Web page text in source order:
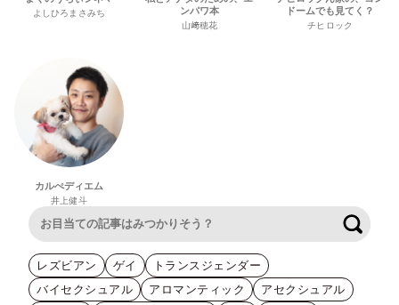
よしひろまさみち
ンパワ本
山﨑穂花
ドームでも見てく？
チヒロック
カルぺディエム
井上健斗
レズビアン ゲイ
トランスジェンダー
バイセクシュアル
アロマンティック
アセクシュアル